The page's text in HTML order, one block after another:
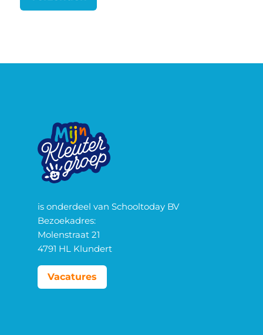
is onderdeel van Schooltoday BV
Bezoekadres:
Molenstraat 21
4791 HL Klundert
Vacatures